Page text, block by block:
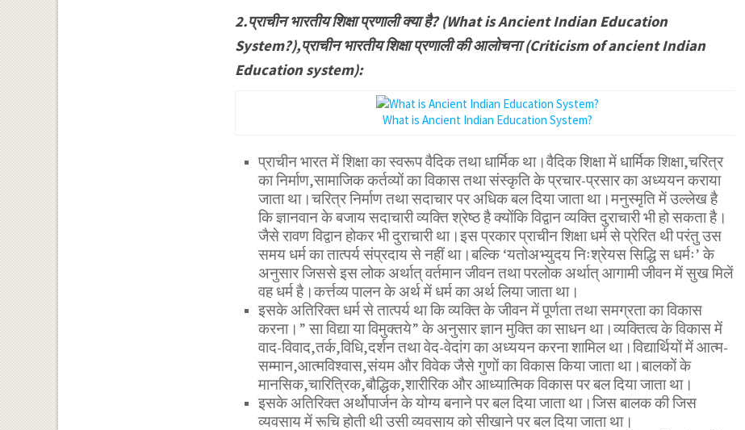
2.प्राचीन भारतीय शिक्षा प्रणाली क्या है? (What is Ancient Indian Education
System?),प्राचीन भारतीय शिक्षा प्रणाली की आलोचना (Criticism of ancient Indian
Education system):
What is Ancient Indian Education System?
प्राचीन भारत में शिक्षा का स्वरूप वैदिक तथा धार्मिक था।वैदिक शिक्षा में धार्मिक शिक्षा,चरित्र
का निर्माण,सामाजिक कर्तव्यों का विकास तथा संस्कृति के प्रचार-प्रसार का अध्ययन कराया
जाता था।चरित्र निर्माण तथा सदाचार पर अधिक बल दिया जाता था।मनुस्मृति में उल्लेख है
कि ज्ञानवान के बजाय सदाचारी व्यक्ति श्रेष्ठ है क्योंकि विद्वान व्यक्ति दुराचारी भी हो सकता है।
जैसे रावण विद्वान होकर भी दुराचारी था।इस प्रकार प्राचीन शिक्षा धर्म से प्रेरित थी परंतु उस
समय धर्म का तात्पर्य संप्रदाय से नहीं था।बल्कि ‘यतोअभ्युदय निःश्रेयस सिद्धि स धर्मः’ के
अनुसार जिससे इस लोक अर्थात् वर्तमान जीवन तथा परलोक अर्थात् आगामी जीवन में सुख मिलें
वह धर्म है।कर्त्तव्य पालन के अर्थ में धर्म का अर्थ लिया जाता था।
इसके अतिरिक्त धर्म से तात्पर्य था कि व्यक्ति के जीवन में पूर्णता तथा समग्रता का विकास
करना।” सा विद्या या विमुक्तये” के अनुसार ज्ञान मुक्ति का साधन था।व्यक्तित्व के विकास में
वाद-विवाद,तर्क,विधि,दर्शन तथा वेद-वेदांग का अध्ययन करना शामिल था।विद्यार्थियों में आत्म-
सम्मान,आत्मविश्वास,संयम और विवेक जैसे गुणों का विकास किया जाता था।बालकों के
मानसिक,चारित्रिक,बौद्धिक,शारीरिक और आध्यात्मिक विकास पर बल दिया जाता था।
इसके अतिरिक्त अर्थोपार्जन के योग्य बनाने पर बल दिया जाता था।जिस बालक की जिस
व्यवसाय में रूचि होती थी उसी व्यवसाय को सीखाने पर बल दिया जाता था।